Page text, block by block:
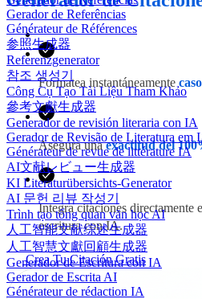
Gerador de Referências
Générateur de Références
参照生成器
Referenzgenerator
참조 생성기
Công Cụ Tạo Tài Liệu Tham Khảo
參考文獻生成器
Generador de revisión literaria con IA
Gerador de Revisão de Literatura em
Générateur de revue de littérature IA
AI文献レビュー生成器
KI Literaturübersichts-Generator
AI 문헌 리뷰 작성기
Trình tạo tổng quan văn học AI
人工智能文献综述生成器
人工智慧文獻回顧生成器
Generador de Escritura con IA
Gerador de Escrita AI
Générateur de rédaction IA
Formatea instantáneamente
Asegura unaexactitud del
Integra citaciones directamente
escritura con IA.
Crea Tu Citación Gratis